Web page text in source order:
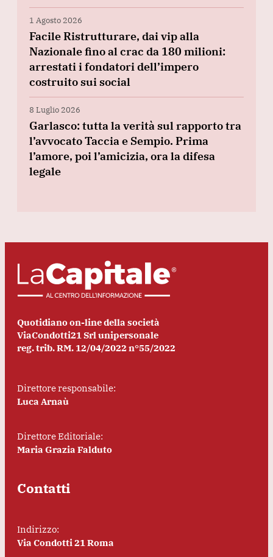
1 Agosto 2026
Facile Ristrutturare, dai vip alla
Nazionale fino al crac da 180 milioni:
arrestati i fondatori dell’impero
costruito sui social
8 Luglio 2026
Garlasco: tutta la verità sul rapporto tra
l’avvocato Taccia e Sempio. Prima
l’amore, poi l’amicizia, ora la difesa
legale
Quotidiano on-line della società
ViaCondotti21 Srl unipersonale
reg. trib. RM. 12/04/2022 n°55/2022
Direttore responsabile:
Luca Arnaù
Direttore Editoriale:
Maria Grazia Falduto
Contatti
Indirizzo:
Via Condotti 21 Roma